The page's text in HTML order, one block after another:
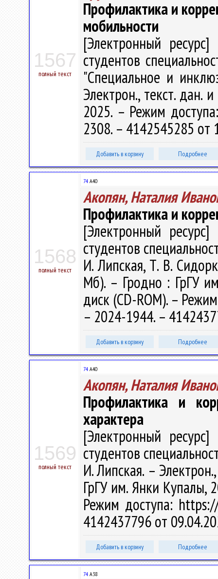
1567
полный текст
Профилактика и
мобильности
[Электронный
студентов
"Специальное и
Электрон., текст. дан.
2025. – Режим
2308. – 4142545285 от
Добавить в корзину Подробнее
1568
полный текст
74 А40
Акопян, Наталия
Профилактика и
[Электронный
студентов
И. Липская, Т. В.
Мб). – Гродно : ГрГУ
диск (CD-ROM). –
– 2024-1944. –
Добавить в корзину Подробнее
1569
полный текст
74 А40
Акопян, Наталия
Профилактика и
характера
[Электронный
студентов
И. Липская. –
ГрГУ им. Янки Купалы,
Режим доступа:
4142437796 от
Добавить в корзину Подробнее
74 А38